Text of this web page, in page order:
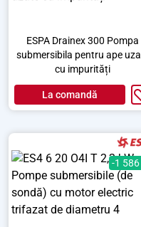
ESPA Drainex 300 Pompa
submersibila pentru ape
cu impurități
La comandă
-1 586